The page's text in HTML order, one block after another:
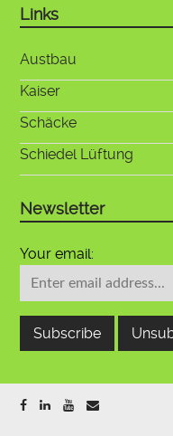
Links
Austbau
Kaiser
Schäcke
Schiedel Lüftung
Newsletter
Your email: